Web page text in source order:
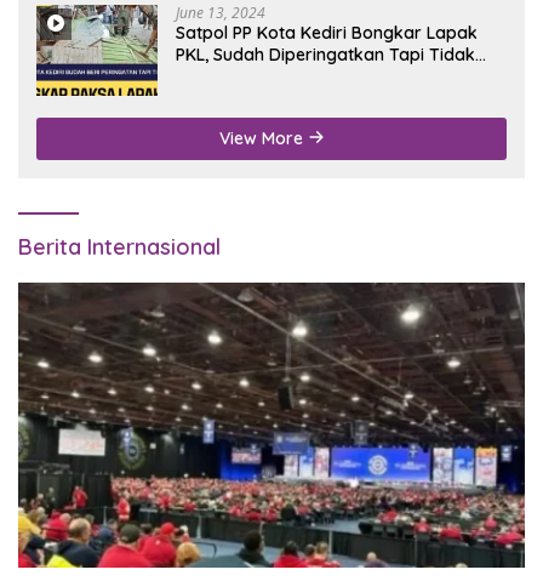
June 13, 2024
Satpol PP Kota Kediri Bongkar Lapak
PKL, Sudah Diperingatkan Tapi Tidak
View More
Berita Internasional